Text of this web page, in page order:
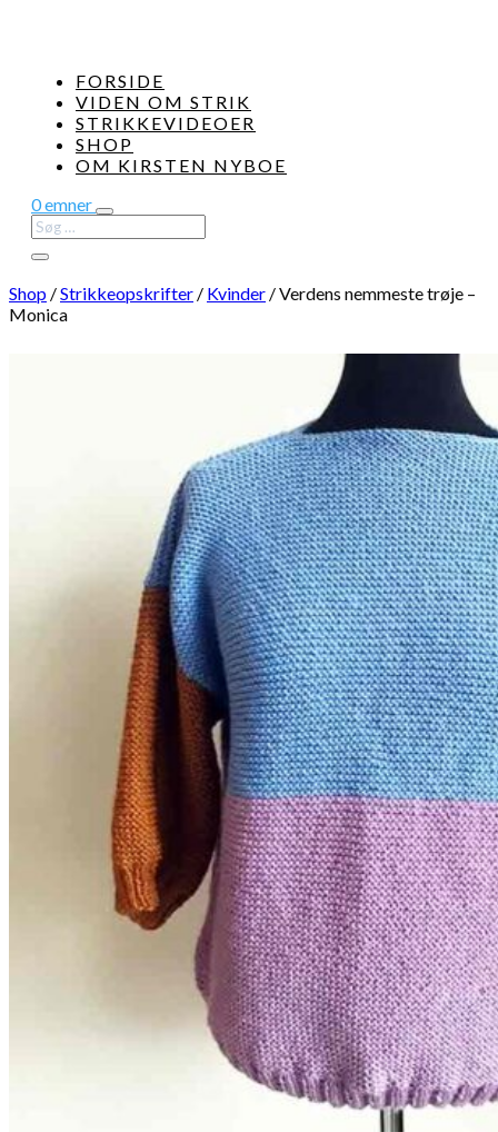
FORSIDE
VIDEN OM STRIK
STRIKKEVIDEOER
SHOP
OM KIRSTEN NYBOE
0 emner
Shop /Strikkeopskrifter / Kvinder /Verdens nemmeste trøje –
Monica